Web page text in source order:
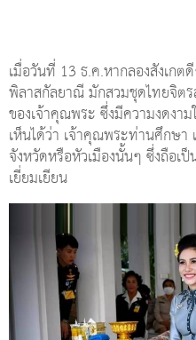
เมื่อวันที่ 13 ธ.ค.หากลองสังเก
พิลาสกัลยาณี มักสวมชุดไทยจิต
ของเจ้าคุณพระ ซึ่งมีความงดงา
เห็นได้ว่า เจ้าคุณพระท่านศึกษา
จังหวัดหรือหัวเมืองนั้นๆ ซึ่งถือเ
เยี่ยมเยียน